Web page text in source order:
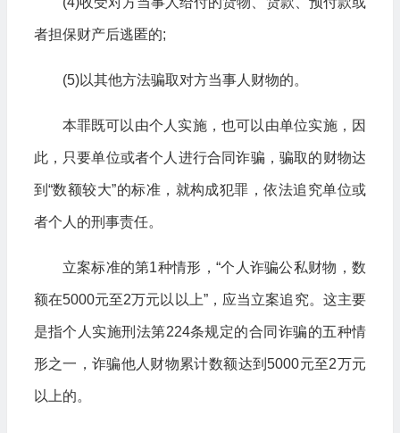
者担保财产后逃匿的;
(5)以其他方法骗取对方当事人财物的。
本罪既可以由个人实施，也可以由单位实施，因
此，只要单位或者个人进行合同诈骗，骗取的财物达
到“数额较大”的标准，就构成犯罪，依法追究单位或
者个人的刑事责任。
立案标准的第1种情形，“个人诈骗公私财物，数
额在5000元至2万元以以上”，应当立案追究。这主要
是指个人实施刑法第224条规定的合同诈骗的五种情
形之一，诈骗他人财物累计数额达到5000元至2万元
以上的。